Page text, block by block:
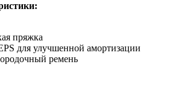
пряжка
для улучшенной амортизации
ремень